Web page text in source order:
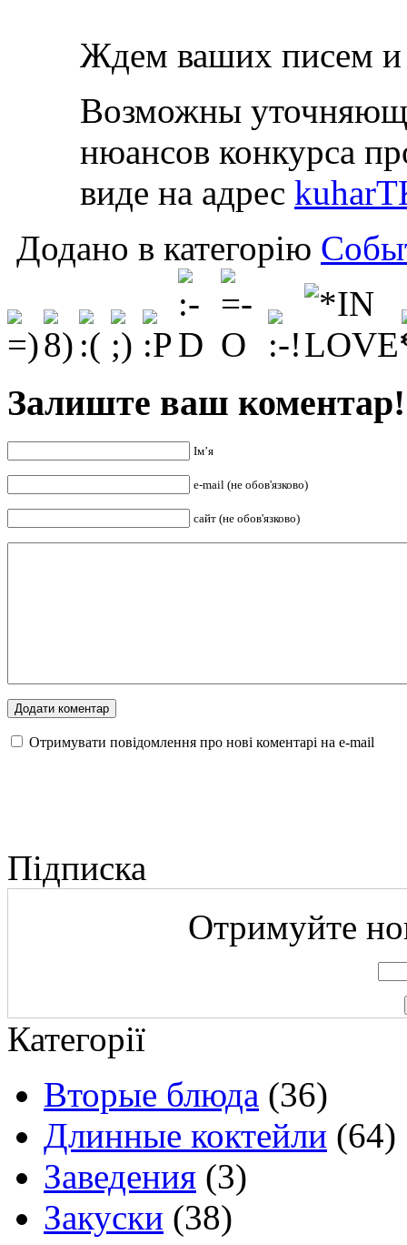
Ждем ваших писем и
Возможны
нюансов конкурса
виде на адрес
Додано в категорію
Залиште ваш коментар!
Ім’я
e-mail (не обов'язково)
сайт (не обов'язково)
Отримувати повідомлення про нові коментарі на е-mail
Підписка
Отримуйте
Категорії
Вторые блюда (36)
Длинные коктейли (64)
Заведения (3)
Закуски (38)